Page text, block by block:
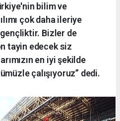
bilim ve
çok daha ileriye
gençliktir. Bizler de
tayin edecek siz
en iyi şekilde
çalışıyoruz” dedi.